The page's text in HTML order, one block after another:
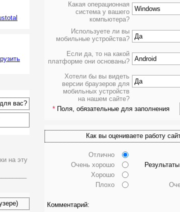
на эту
вас?
Как вы оцениваете работу
Комментарий:
Плохо
Хорошо
Очень хорошо
Отлично
Какая операционная
система у вашего
компьютера?
Используете ли вы
мобильные устройства?
Если да, то на какой
платформе они основаны?
Хотели бы вы видеть
версии браузеров для
мобильных устройств
на нашем сайте?
* Поля, обязательные для заполнения